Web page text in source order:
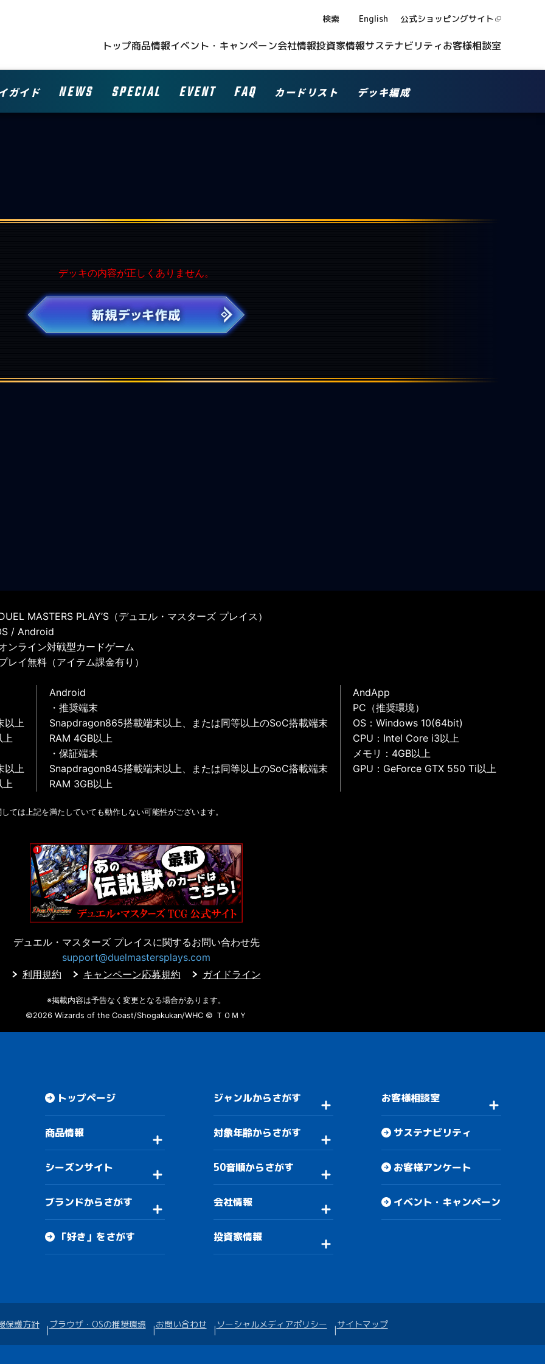
検索 English 公式ショッピングサイト
トップ商品情報イベント・キャンペーン会社情報投資家情報サステナビリティお客様相談室
ガイド NEWS SPECIAL EVENT FAQ カードリスト デッキ編成
デッキの内容が正しくありません。
MASTERS PLAY’S（デュエル・マスターズ プレイス）
/ Android
ンライン対戦型カードゲーム
レイ無料（アイテム課金有り）
以上
上
以上
上
Android
・推奨端末
Snapdragon865搭載端末以上、または同等以上のSoC搭載端末
RAM 4GB以上
・保証端末
Snapdragon845搭載端末以上、または同等以上のSoC搭載端末
RAM 3GB以上
AndApp
PC（推奨環境）
OS：Windows 10(64bit)
CPU：Intel Core i3以上
メモリ：4GB以上
GPU：GeForce GTX 550 Ti以上
ては上記を満たしていても動作しない可能性がございます。
デュエル・マスターズ プレイスに関するお問い合わせ先
support@duelmastersplays.com
利用規約
キャンペーン応募規約 ガイドライン
※掲載内容は予告なく変更となる場合があります。
©2026 Wizards of the Coast/Shogakukan/WHC © ＴＯＭＹ
トップページ
商品情報
シーズンサイト
ブランドからさがす
「好き」をさがす
ジャンルからさがす
対象年齢からさがす
50音順からさがす
会社情報
投資家情報
お客様相談室
サステナビリティ
お客様アンケート
イベント・キャンペーン
保護方針 ブラウザ・OSの推奨環境 お問い合わせ ソーシャルメディアポリシー サイトマップ